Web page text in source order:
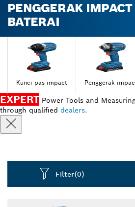
PENGGERAK IMPACT
BATERAI
Kunci pas impact Penggerak
EXPERT Power Tools and
through qualified dealers.
Filter(0)